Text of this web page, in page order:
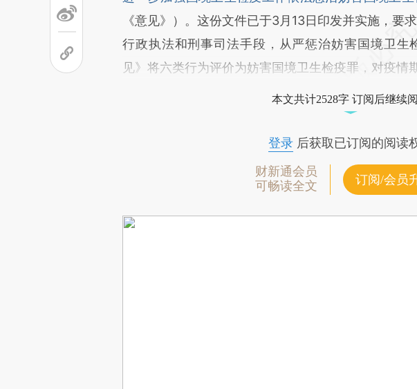
《意见》）。这份文件已于3月13日印发并实施，要
行政执法和刑事司法手段，从严惩治妨害国境卫生
见》将六类行为评价为妨害国境卫生检疫罪，对疫情
本文共计2528字 订阅后继续
登录后获取已订阅的阅读
财新通会员
可畅读全文
订阅/会员